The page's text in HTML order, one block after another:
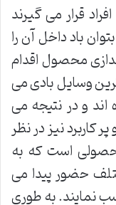
قرار می گیرند
باد داخل آن را
محصول اقدام
وسایل بادی می
اند و در نتیجه می
کاربرد نیز در نظر
است که به
حضور پیدا می
نمایند. به طوری